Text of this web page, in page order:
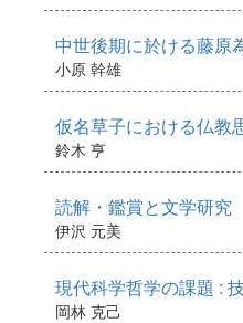
中世後期に於ける藤原
小原 幹雄
仮名草子における仏教
鈴木 亨
読解・鑑賞と文学研究
伊沢 元美
現代科学哲学の課題 :
岡林 克己